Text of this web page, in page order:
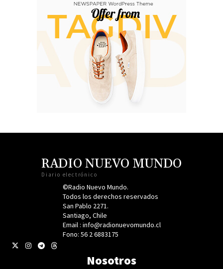
RADIO NUEVO MUNDO
Diario electrónico
©Radio Nuevo Mundo.
Todos los derechos reservados
San Pablo 2271.
Santiago, Chile
Email : info@radionuevomundo.cl
Fono: 56 2 6883175
Nosotros